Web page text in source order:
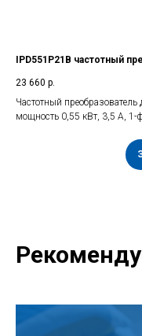
IPD551P21B частотный
23 660 р.
Частотный
мощность 0,55 кВт, 3,5 А,